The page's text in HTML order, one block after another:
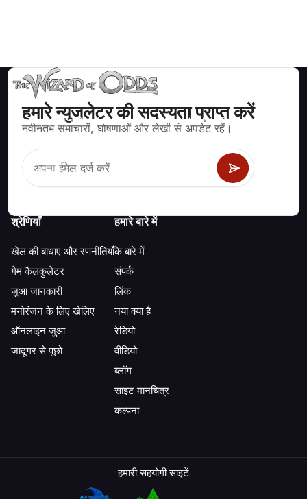
हमारे न्युजलेटर की सदस्यता प्राप्त करें
नवीनतम समाचारों, घोषणाओं और लेखों से अपडेट रहें।
ब्लैकजैक, क्रेप्स, रूलेट और अन्य सैकड़ों कैसीनो खेलों के लिए गणितीय रूप से सही
श्रेणियाँ
खेल की बाधाएं और रणनीतियाँ
गेम कैलकुलेटर
जुआ जानकारी
मनोरंजन के लिए खेलिए
ऑनलाइन जुआ
जादूगर से पूछो
हमारे बारे में
के बारे में
संपर्क
लिंक
नया क्या है
रेडियो
वीडियो
ब्लॉग
साइट मानचित्र
कल्पना
हमारी सहयोगी साइटें